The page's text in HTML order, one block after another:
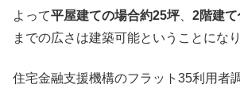
よって平屋建ての場合約25坪、 2階建
までの広さは建築可能ということになり
住宅金融支援機構のフラット35利用者